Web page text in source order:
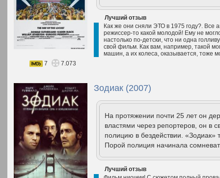
Лучший отзыв
Как же они сняли ЭТО в 1975 году?. Все
режиссер-то какой молодой! Ему не
настолько по-детски, что ни одна
свой фильм. Как вам, например, такой
машин, а их колеса, оказывается, тоже
7
7.073
Зодиак (2007)
На протяжении почти 25 лет он
властями через репортеров, он в
полицию в бездействии. «Зодиак»
Порой полиция начинала
Лучший отзыв